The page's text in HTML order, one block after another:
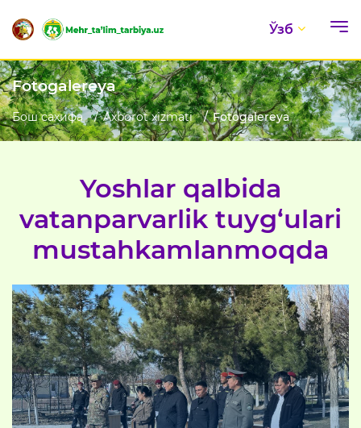
Ўзб
Fotogalereya
Бош саҳифа Axborot xizmati Fotogalereya
Yoshlar qalbida
vatanparvarlik tuyg‘ulari
mustahkamlanmoqda